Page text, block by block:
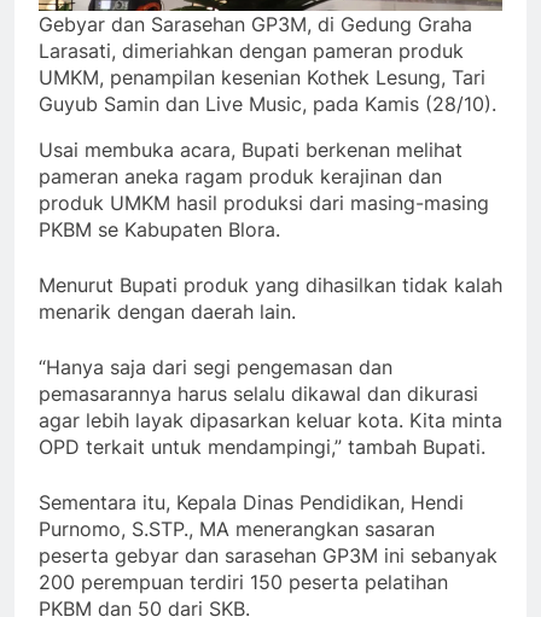
Gebyar dan Sarasehan GP3M, di Gedung Graha
Larasati, dimeriahkan dengan pameran produk
UMKM, penampilan kesenian Kothek Lesung, Tari
Guyub Samin dan Live Music, pada Kamis (28/10).
Usai membuka acara, Bupati berkenan melihat
pameran aneka ragam produk kerajinan dan
produk UMKM hasil produksi dari masing-masing
PKBM se Kabupaten Blora.
Menurut Bupati produk yang dihasilkan tidak kalah
menarik dengan daerah lain.
“Hanya saja dari segi pengemasan dan
pemasarannya harus selalu dikawal dan dikurasi
agar lebih layak dipasarkan keluar kota. Kita minta
OPD terkait untuk mendampingi,” tambah Bupati.
Sementara itu, Kepala Dinas Pendidikan, Hendi
Purnomo, S.STP., MA menerangkan sasaran
peserta gebyar dan sarasehan GP3M ini sebanyak
200 perempuan terdiri 150 peserta pelatihan
PKBM dan 50 dari SKB.